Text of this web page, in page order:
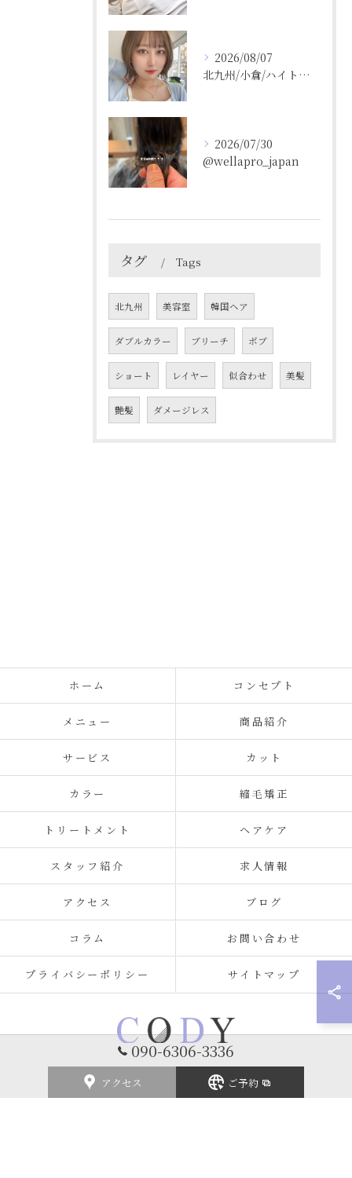
2026/08/07
北九州/小倉/ハイトーン/ケアブリーチ/ブリーチカラー
2026/07/30
@wellapro_japan
タグ Tags
北九州 美容室 韓国ヘア
ダブルカラー ブリーチ ボブ
ショート レイヤー 似合わせ 美髪
艶髪 ダメージレス
090-6306-3336
アクセス ご予約
ホーム コンセプト
メニュー 商品紹介
サービス カット
カラー 縮毛矯正
トリートメント ヘアケア
スタッフ紹介 求人情報
アクセス ブログ
コラム お問い合わせ
プライバシーポリシー サイトマップ
© 2026 福岡県北九州の美容室ならCODY ALL RIGHTS RESERVED.